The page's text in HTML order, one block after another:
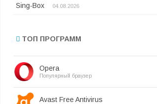
Sing-Box 04.08.2026
ТОП ПРОГРАММ
Opera
Популярный браузер
Avast Free Antivirus